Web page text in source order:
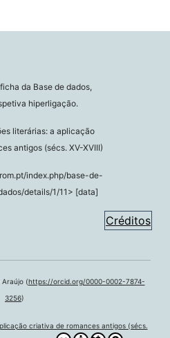
da Base de dados,
hiperligação.
literárias: a aplicação
antigos (sécs. XV-XVIII)
index.php/base-de-
details/1/11> [data]
Créditos
Araújo (https://orcid.org/0000-0002-7874-
3256)
criativa de romances antigos (sécs.